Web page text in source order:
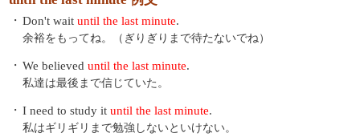
・ Don't wait until the last minute.
余裕をもってね。（ぎりぎりまで待たないでね）
・ We believed until the last minute.
私達は最後まで信じていた。
・ I need to study it until the last minute.
私はギリギリまで勉強しないといけない。